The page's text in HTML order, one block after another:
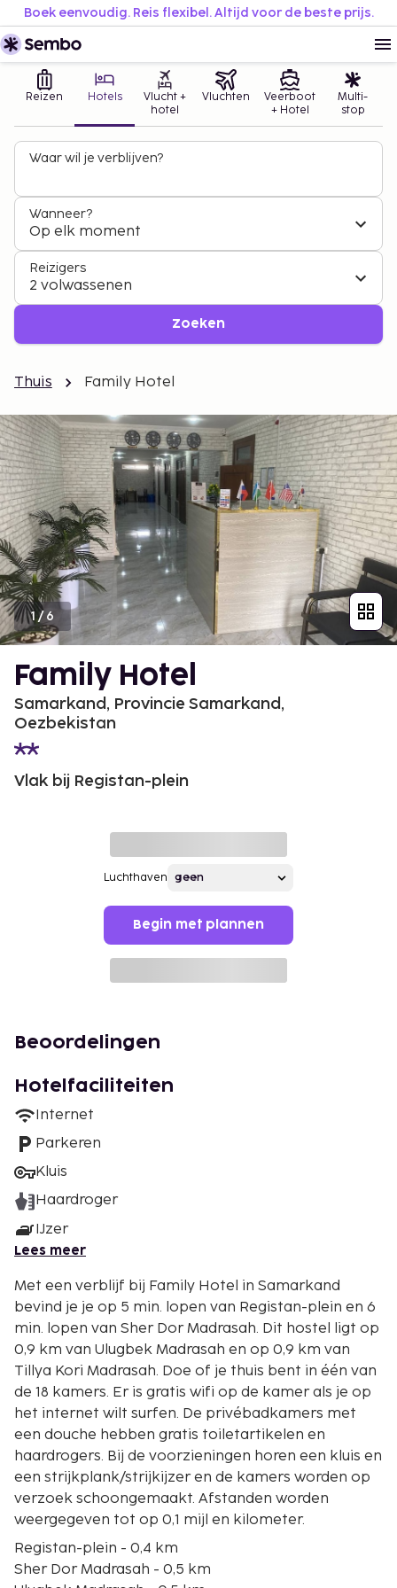
Boek eenvoudig. Reis flexibel. Altijd voor de beste prijs.
Reizen Hotels
Vlucht +
hotel
Vluchten
Veerboot
+ Hotel
Multi-
stop
Waar wil je verblijven?
Wanneer?
Op elk moment
Reizigers
2 volwassenen
Zoeken
Thuis Family Hotel
1/6
Family Hotel
Samarkand, Provincie Samarkand,
Oezbekistan
Vlak bij Registan-plein
Luchthaven
Begin met plannen
Beoordelingen
Hotelfaciliteiten
Internet
Parkeren
Kluis
Haardroger
IJzer
Lees meer
Met een verblijf bij Family Hotel in Samarkand
bevind je je op 5 min. lopen van Registan-plein en 6
min. lopen van Sher Dor Madrasah. Dit hostel ligt op
0,9 km van Ulugbek Madrasah en op 0,9 km van
Tillya Kori Madrasah. Doe of je thuis bent in één van
de 18 kamers. Er is gratis wifi op de kamer als je op
het internet wilt surfen. De privébadkamers met
een douche hebben gratis toiletartikelen en
haardrogers. Bij de voorzieningen horen een kluis en
een strijkplank/strijkijzer en de kamers worden op
verzoek schoongemaakt. Afstanden worden
weergegeven tot op 0,1 mijl en kilometer.
Registan-plein - 0,4 km
Sher Dor Madrasah - 0,5 km